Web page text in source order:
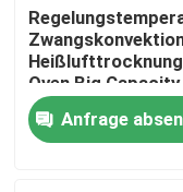
Fabrik Tour
Qualitätskontrolle
Heißlufttrocknung
Oven Big Capacity
1000L
Anfrage